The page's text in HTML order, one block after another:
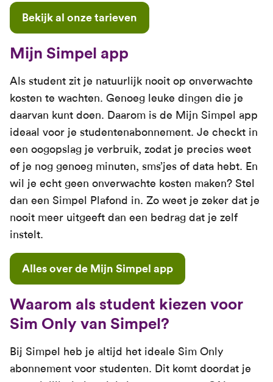
Bekijk al onze tarieven
Mijn Simpel app
Als student zit je natuurlijk nooit op onverwachte
kosten te wachten. Genoeg leuke dingen die je
daarvan kunt doen. Daarom is de Mijn Simpel app
ideaal voor je studentenabonnement. Je checkt in
een oogopslag je verbruik, zodat je precies weet
of je nog genoeg minuten, sms’jes of data hebt. En
wil je echt geen onverwachte kosten maken? Stel
dan een Simpel Plafond in. Zo weet je zeker dat je
nooit meer uitgeeft dan een bedrag dat je zelf
instelt.
Alles over de Mijn Simpel app
Waarom als student kiezen voor
Sim Only van Simpel?
Bij Simpel heb je altijd het ideale Sim Only
abonnement voor studenten. Dit komt doordat je